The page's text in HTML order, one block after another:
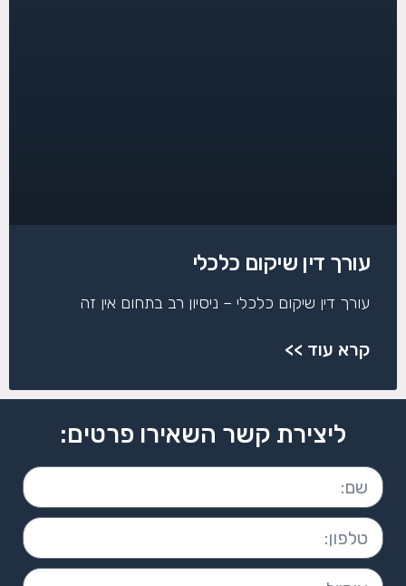
עורך דין שיקום כלכלי
עורך דין שיקום כלכלי – ניסיון רב בתחום אין זה
קרא עוד >>
ליצירת קשר השאירו פרטים: